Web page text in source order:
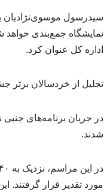
سیدرسول موسوی‌نژادیان
نمایشگاه جمع‌بندی
اداره کل عنوان کرد.
تجلیل از خردسالان برتر
در جریان برنامه‌های
شدند.